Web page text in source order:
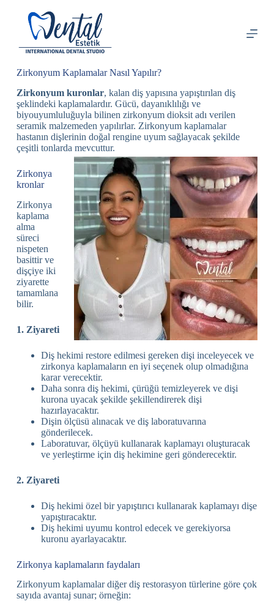
n
n
Zirkonyum Kaplamalar Nasıl Yapılır?
Zirkonyum kuronlar, kalan diş yapısına yapıştırılan diş
şeklindeki kaplamalardır. Gücü, dayanıklılığı ve
biyouyumluluğuyla bilinen zirkonyum dioksit adı verilen
seramik malzemeden yapılırlar. Zirkonyum kaplamalar
hastanın dişlerinin doğal rengine uyum sağlayacak şekilde
çeşitli tonlarda mevcuttur.
Zirkonya
kronlar
Zirkonya
kaplama
alma
süreci
nispeten
basittir ve
dişçiye iki
ziyarette
tamamlana
bilir.
1. Ziyareti
Diş hekimi restore edilmesi gereken dişi inceleyecek ve
zirkonya kaplamaların en iyi seçenek olup olmadığına
karar verecektir.
Daha sonra diş hekimi, çürüğü temizleyerek ve dişi
kurona uyacak şekilde şekillendirerek dişi
hazırlayacaktır.
Dişin ölçüsü alınacak ve diş laboratuvarına
gönderilecek.
Laboratuvar, ölçüyü kullanarak kaplamayı oluşturacak
ve yerleştirme için diş hekimine geri gönderecektir.
2. Ziyareti
Diş hekimi özel bir yapıştırıcı kullanarak kaplamayı dişe
yapıştıracaktır.
Diş hekimi uyumu kontrol edecek ve gerekiyorsa
kuronu ayarlayacaktır.
Zirkonya kaplamaların faydaları
Zirkonyum kaplamalar diğer diş restorasyon türlerine göre çok
sayıda avantaj sunar; örneğin: